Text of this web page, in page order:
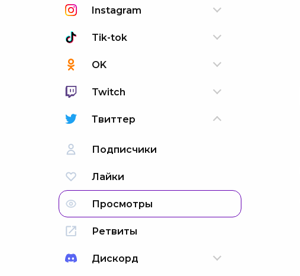
Instagram
Tik-tok
OK
Twitch
Твиттер
Подписчики
Лайки
Просмотры
Ретвиты
Дискорд